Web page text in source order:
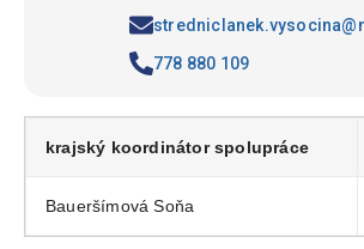
778 880 109
krajský koordinátor spolupráce
Baueršímová Soňa